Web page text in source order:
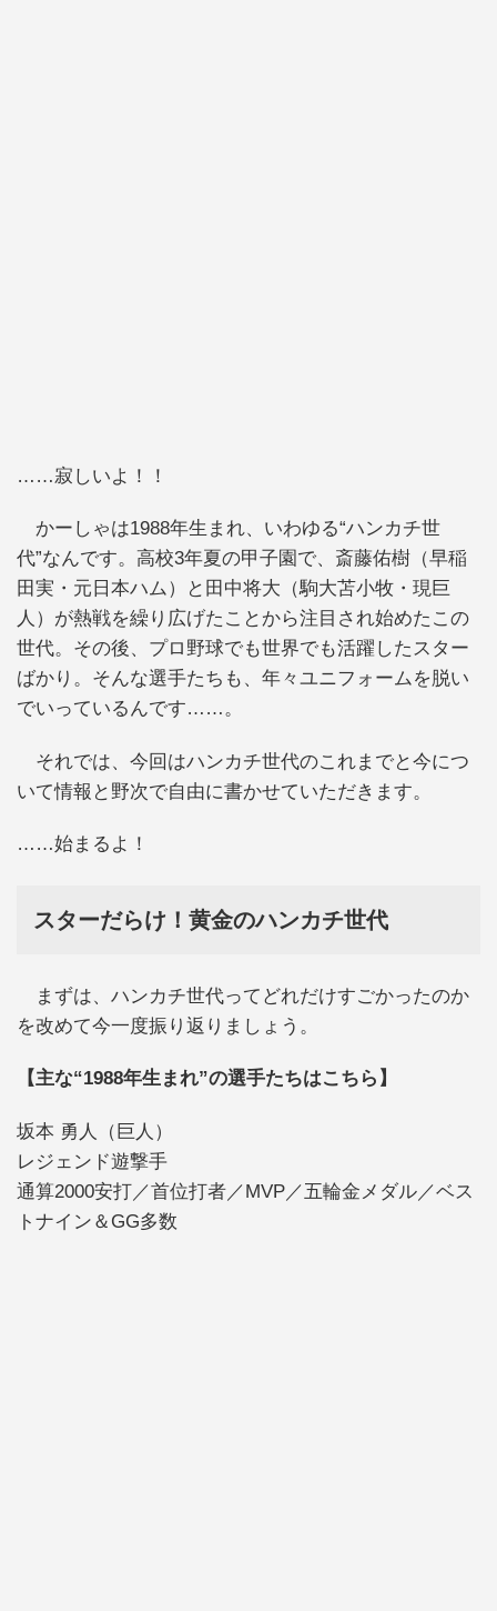
……寂しいよ！！
かーしゃは1988年生まれ、いわゆる“ハンカチ世
代”なんです。高校3年夏の甲子園で、斎藤佑樹（早稲
田実・元日本ハム）と田中将大（駒大苫小牧・現巨
人）が熱戦を繰り広げたことから注目され始めたこの
世代。その後、プロ野球でも世界でも活躍したスター
ばかり。そんな選手たちも、年々ユニフォームを脱い
でいっているんです……。
それでは、今回はハンカチ世代のこれまでと今につ
いて情報と野次で自由に書かせていただきます。
……始まるよ！
スターだらけ！黄金のハンカチ世代
まずは、ハンカチ世代ってどれだけすごかったのか
を改めて今一度振り返りましょう。
【主な“1988年生まれ”の選手たちはこちら】
坂本 勇人（巨人）
レジェンド遊撃手
通算2000安打／首位打者／MVP／五輪金メダル／ベス
トナイン＆GG多数